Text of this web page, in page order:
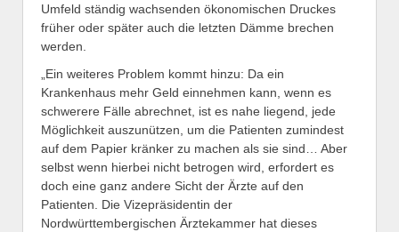
Umfeld ständig wachsenden ökonomischen Druckes
früher oder später auch die letzten Dämme brechen
werden.
„Ein weiteres Problem kommt hinzu: Da ein
Krankenhaus mehr Geld einnehmen kann, wenn es
schwerere Fälle abrechnet, ist es nahe liegend, jede
Möglichkeit auszunützen, um die Patienten zumindest
auf dem Papier kränker zu machen als sie sind… Aber
selbst wenn hierbei nicht betrogen wird, erfordert es
doch eine ganz andere Sicht der Ärzte auf den
Patienten. Die Vizepräsidentin der
Nordwürttembergischen Ärztekammer hat dieses